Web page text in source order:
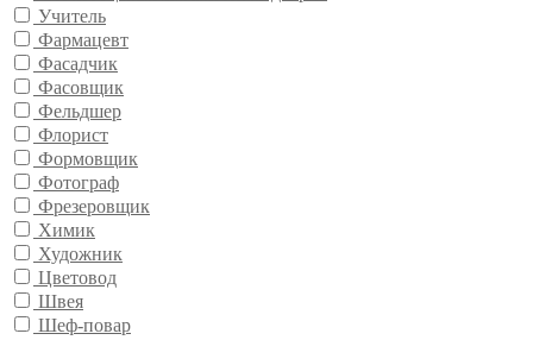
Учитель
Фармацевт
Фасадчик
Фасовщик
Фельдшер
Флорист
Формовщик
Фотограф
Фрезеровщик
Химик
Художник
Цветовод
Швея
Шеф-повар